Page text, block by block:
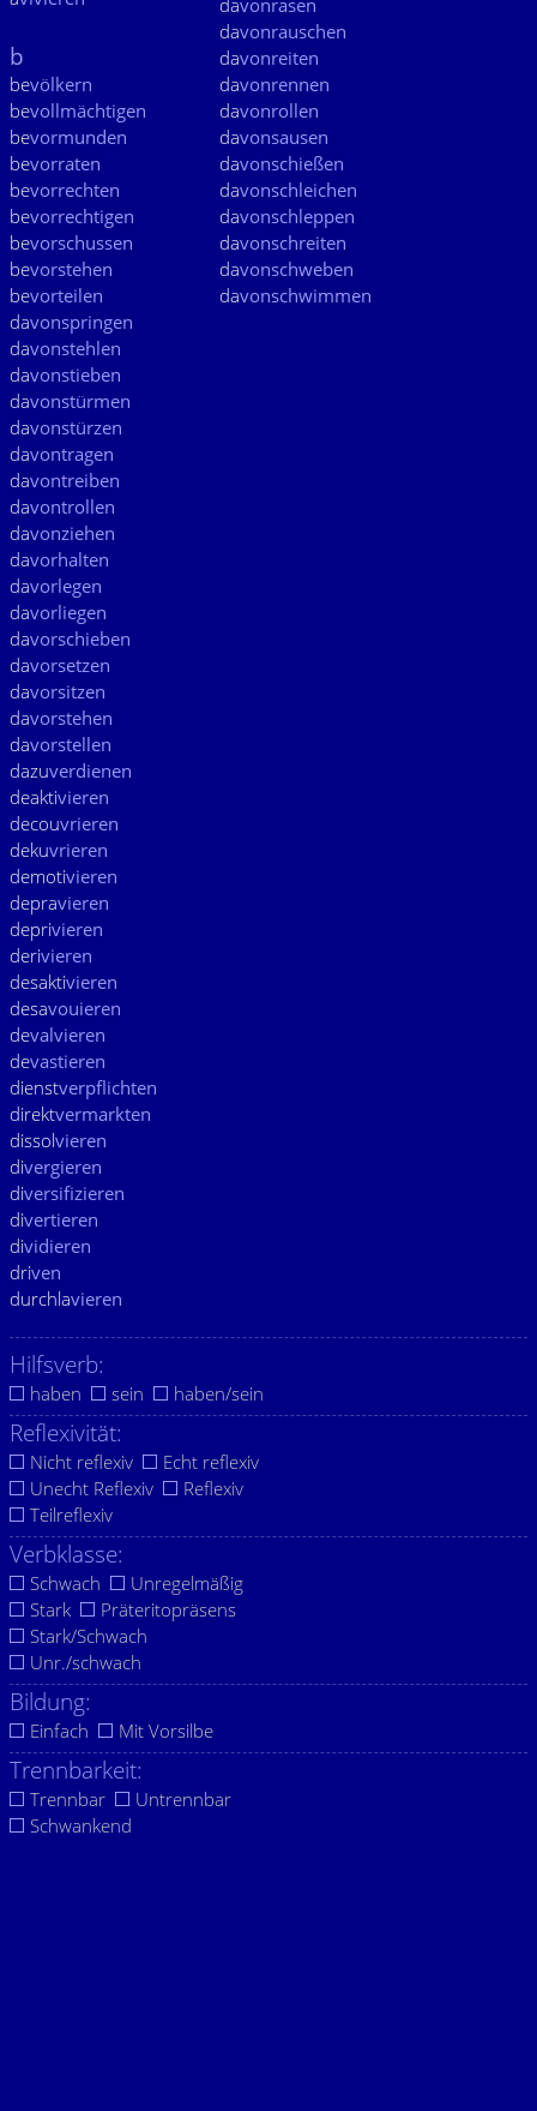
b
bevölkern
bevollmächtigen
bevormunden
bevorraten
bevorrechten
bevorrechtigen
bevorschussen
bevorstehen
bevorteilen
davonrasen
davonrauschen
davonreiten
davonrennen
davonrollen
davonsausen
davonschießen
davonschleichen
davonschleppen
davonschreiten
davonschweben
davonschwimmen
davonspringen
davonstehlen
davonstieben
davonstürmen
davonstürzen
davontragen
davontreiben
davontrollen
davonziehen
davorhalten
davorlegen
davorliegen
davorschieben
davorsetzen
davorsitzen
davorstehen
davorstellen
dazuverdienen
deaktivieren
decouvrieren
dekuvrieren
demotivieren
depravieren
deprivieren
derivieren
desaktivieren
desavouieren
devalvieren
devastieren
dienstverpflichten
direktvermarkten
dissolvieren
divergieren
diversifizieren
divertieren
dividieren
driven
durchlavieren
Hilfsverb:
haben sein haben/sein
Reflexivität:
Nicht reflexiv
Echt reflexiv
Unecht Reflexiv
Reflexiv
Teilreflexiv
Verbklasse:
Schwach
Unregelmäßig
Stark
Präteritopräsens
Stark/Schwach
Unr./schwach
Bildung:
Einfach Mit Vorsilbe
Trennbarkeit:
Trennbar
Untrennbar
Schwankend